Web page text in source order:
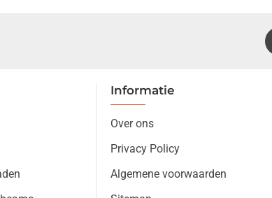
Informatie
Over ons
Privacy Policy
Algemene voorwaarden